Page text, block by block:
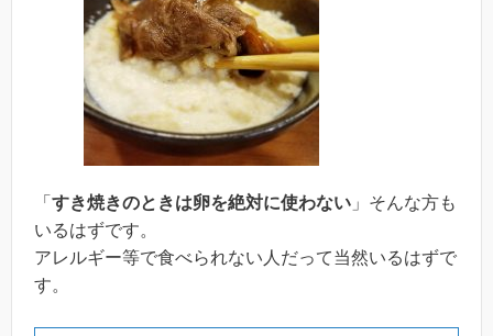
「 すき焼きのときは卵を絶対に使わない 」そんな方も
いるはずです。
アレルギー等で食べられない人だって当然いるはずで
す。